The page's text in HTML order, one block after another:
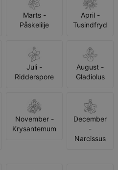
Marts -
Påskelilje
April -
Tusindfryd
Juli -
Ridderspore
August -
Gladiolus
November -
Krysantemum
December
-
Narcissus